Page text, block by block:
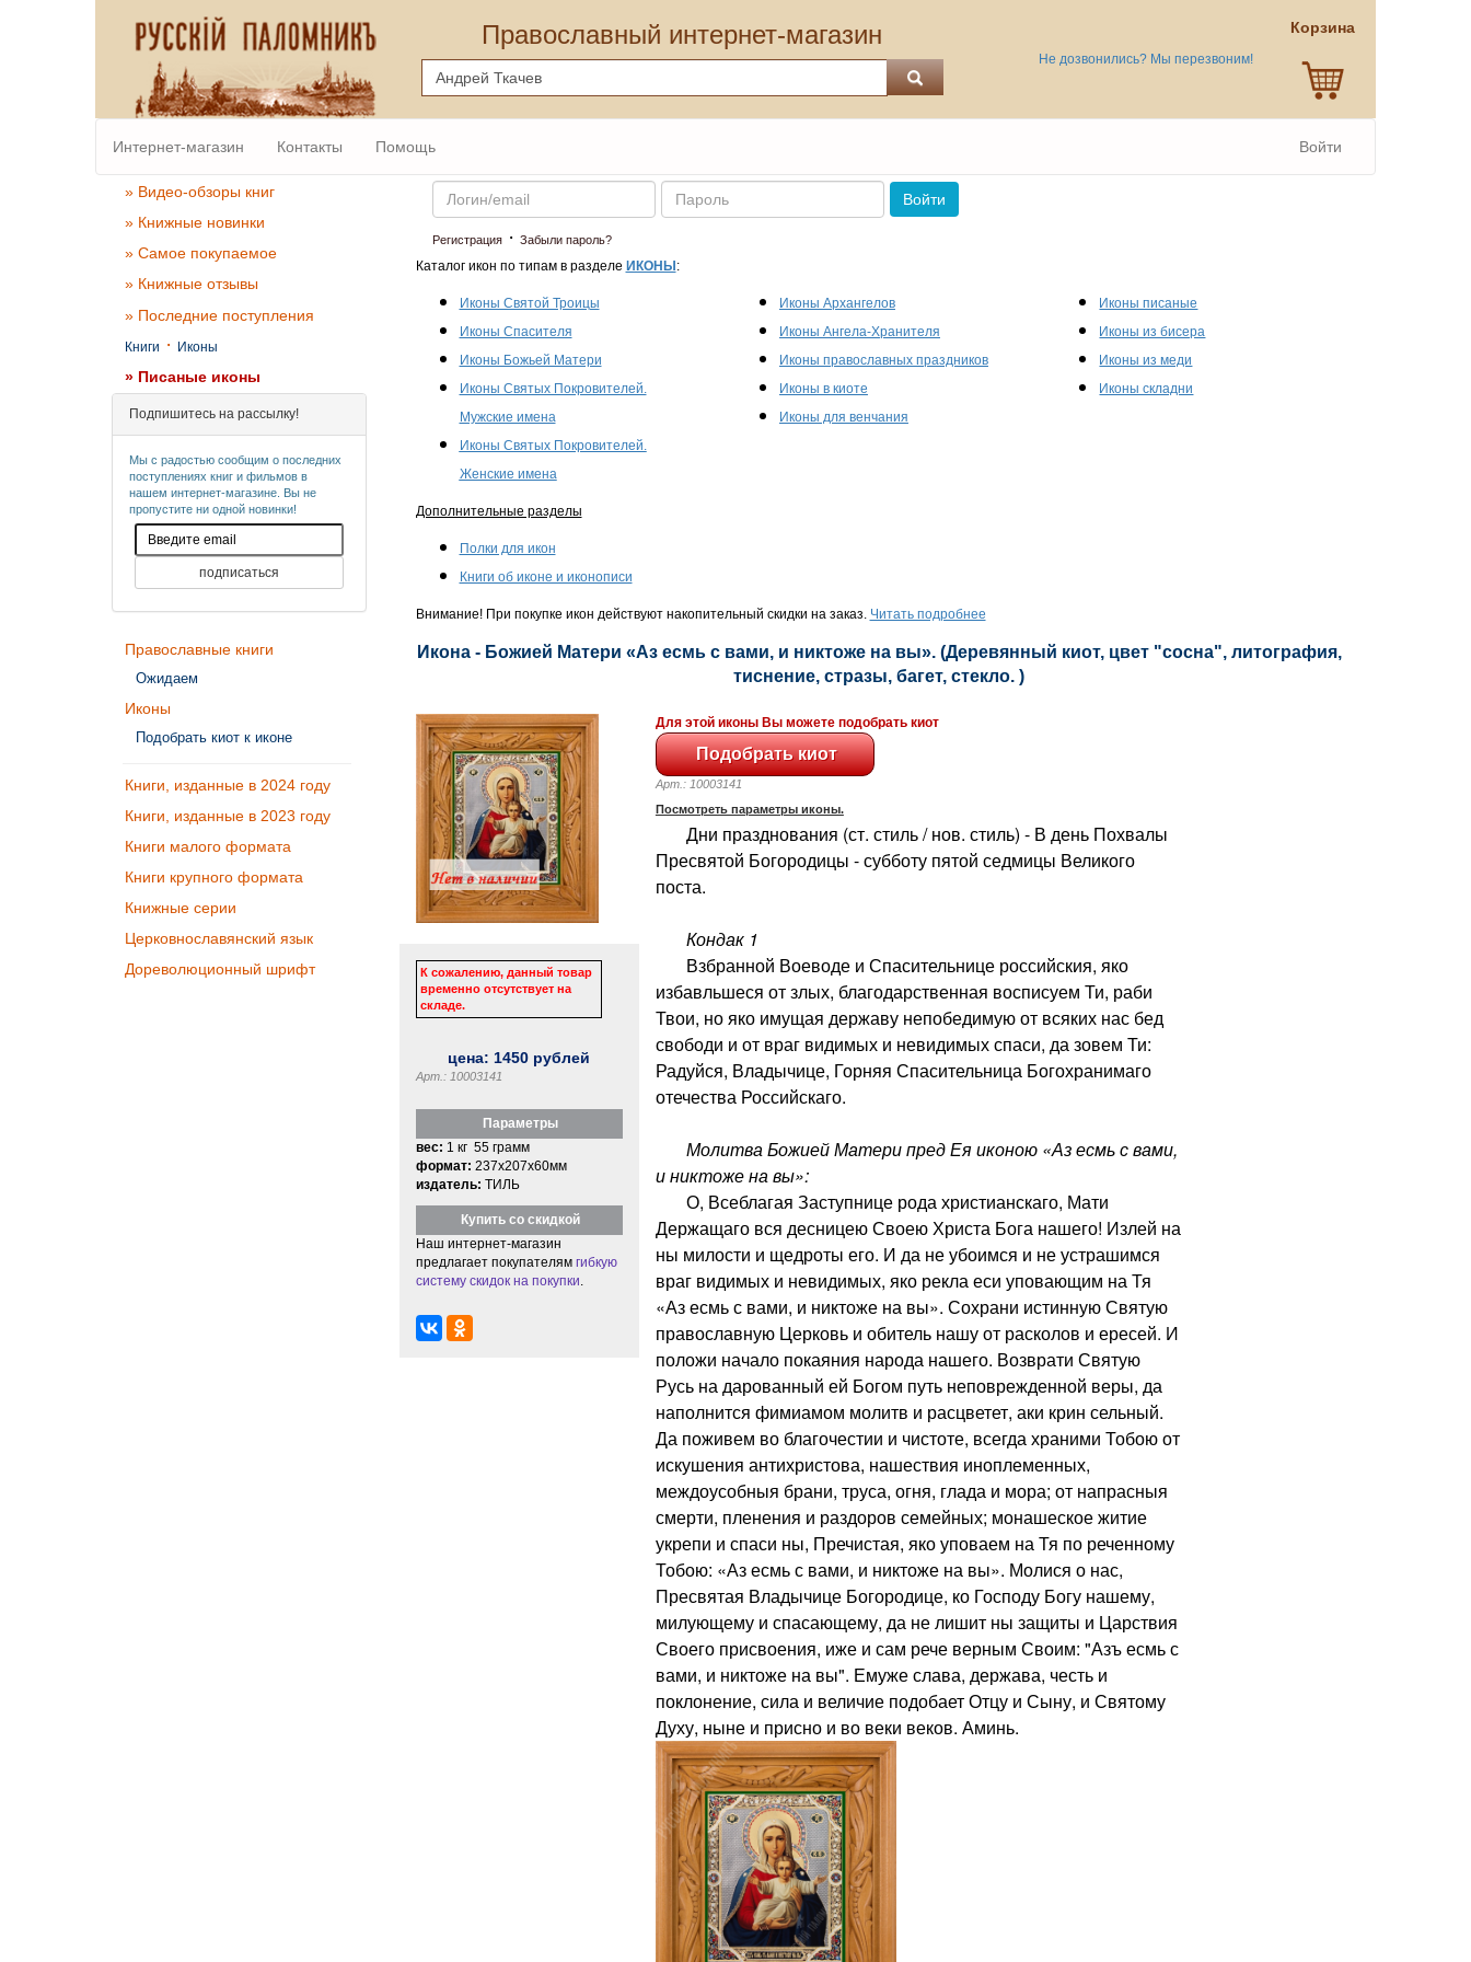
Православный интернет-магазин
Не дозвонились? Мы перезвоним!
Корзина
Интернет-магазин Контакты Помощь Войти
» Видео-обзоры книг
» Книжные новинки
» Самое покупаемое
» Книжные отзывы
» Последние поступления
Книги · Иконы
» Писаные иконы
Подпишитесь на рассылку!
Мы с радостью сообщим о последних
поступлениях книг и фильмов в
нашем интернет-магазине. Вы не
пропустите ни одной новинки!
Православные книги
Ожидаем
Иконы
Подобрать киот к иконе
Книги, изданные в 2024 году
Книги, изданные в 2023 году
Книги малого формата
Книги крупного формата
Книжные серии
Церковнославянский язык
Дореволюционный шрифт
Email Пароль
Войти
Регистрация· Забыли пароль?
Каталог икон по типам в разделе ИКОНЫ :
Иконы Святой Троицы
Иконы Спасителя
Иконы Божьей Матери
Иконы Святых Покровителей.
Мужские имена
Иконы Святых Покровителей.
Женские имена
Иконы Архангелов
Иконы Ангела-Хранителя
Иконы православных праздников
Иконы в киоте
Иконы для венчания
Иконы писаные
Иконы из бисера
Иконы из меди
Иконы складни
Дополнительные разделы
Полки для икон
Книги об иконе и иконописи
Внимание! При покупке икон действуют накопительный скидки на заказ. Читать подробнее
Икона - Божией Матери «Аз есмь с вами, и никтоже на вы». (Деревянный киот, цвет "сосна", литография,
тиснение, стразы, багет, стекло. )
К сожалению, данный товар
временно отсутствует на
складе.
цена: 1450 рублей
Арт.: 10003141
Параметры
вес: 1 кг 55 грамм
формат: 237x207x60мм
издатель: ТИЛЬ
Купить со скидкой
Наш интернет-магазин
предлагает покупателям гибкую
систему скидок на покупки
Для этой иконы Вы можете подобрать киот
Арт.: 10003141
Посмотреть параметры иконы.
Дни празднования (ст. стиль / нов. стиль) - В день Похвалы
Пресвятой Богородицы - субботу пятой седмицы Великого
поста.
Кондак 1
Взбранной Воеводе и Спасительнице российския, яко
избавльшеся от злых, благодарственная восписуем Ти, раби
Твои, но яко имущая державу непобедимую от всяких нас бед
свободи и от враг видимых и невидимых спаси, да зовем Ти:
Радуйся, Владычице, Горняя Спасительница Богохранимаго
отечества Российскаго.
Молитва Божией Матери пред Ея иконою «Аз есмь с вами,
и никтоже на вы»:
О, Всеблагая Заступнице рода христианскаго, Мати
Держащаго вся десницею Своею Христа Бога нашего! Излей на
ны милости и щедроты его. И да не убоимся и не устрашимся
враг видимых и невидимых, яко рекла еси уповающим на Тя
«Аз есмь с вами, и никтоже на вы». Сохрани истинную Святую
православную Церковь и обитель нашу от расколов и ересей. И
положи начало покаяния народа нашего. Возврати Святую
Русь на дарованный ей Богом путь неповрежденной веры, да
наполнится фимиамом молитв и расцветет, аки крин сельный.
Да поживем во благочестии и чистоте, всегда храними Тобою от
искушения антихристова, нашествия иноплеменных,
междоусобныя брани, труса, огня, глада и мора; от напрасныя
смерти, пленения и раздоров семейных; монашеское житие
укрепи и спаси ны, Пречистая, яко уповаем на Тя по реченному
Тобою: «Аз есмь с вами, и никтоже на вы». Молися о нас,
Пресвятая Владычице Богородице, ко Господу Богу нашему,
милующему и спасающему, да не лишит ны защиты и Царствия
Своего присвоения, иже и сам рече верным Своим: "Азъ есмь с
вами, и никтоже на вы". Емуже слава, держава, честь и
поклонение, сила и величие подобает Отцу и Сыну, и Святому
Духу, ныне и присно и во веки веков. Аминь.